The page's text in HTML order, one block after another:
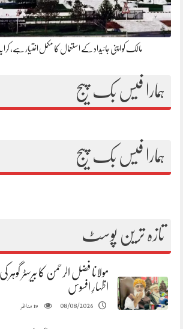
مالک کو اپنی جائیداد کے استعمال کا مکمل اختیار ہے،
ہمارا فیس بک پیج
ہمارا فیس بک پیج
تازہ ترین پوسٹ
مولانا فضل الرحمن کا بیرسٹر گوہر
اظہارِ افسوس
08/08/2026
19مناظر